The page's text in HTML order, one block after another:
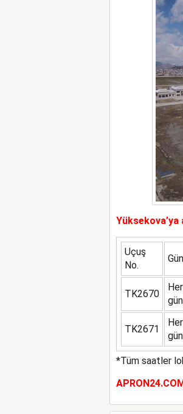
Uçuş
No.
TK2670
Her
gün
TK2671
Her
gün
*Tüm saatler